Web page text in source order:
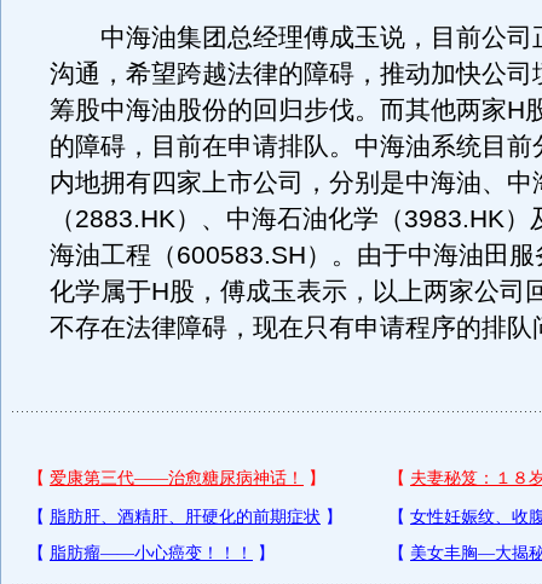
中海油集团总经理傅成玉说，目前公司
沟通，希望跨越法律的障碍，推动加快公司
筹股中海油股份的回归步伐。而其他两家H
的障碍，目前在申请排队。中海油系统目前
内地拥有四家上市公司，分别是中海油、中
（2883.HK）、中海石油化学（3983.HK）
海油工程（600583.SH）。由于中海油田
化学属于H股，傅成玉表示，以上两家公司
不存在法律障碍，现在只有申请程序的排队